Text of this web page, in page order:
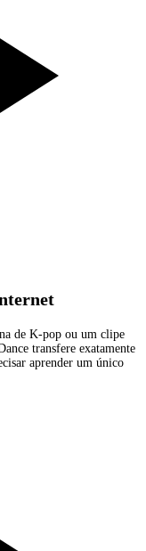
de K-pop ou um clipe
transfere exatamente
aprender um único